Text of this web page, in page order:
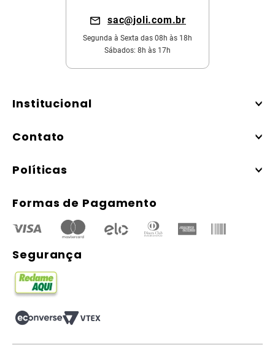
sac@joli.com.br
Segunda à Sexta das 08h às 18h
Sábados: 8h às 17h
Institucional
Contato
Políticas
Formas de Pagamento
Segurança